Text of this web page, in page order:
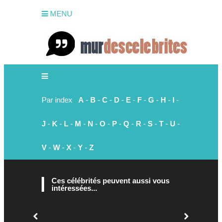
MENU
Par index A - B - C - D - E - F - G - H - I -
J - K - L - M - N - O - P - Q - R - S - T - U -
V - W - X - Y - Z
Ces célébrités peuvent aussi vous
intéressées...